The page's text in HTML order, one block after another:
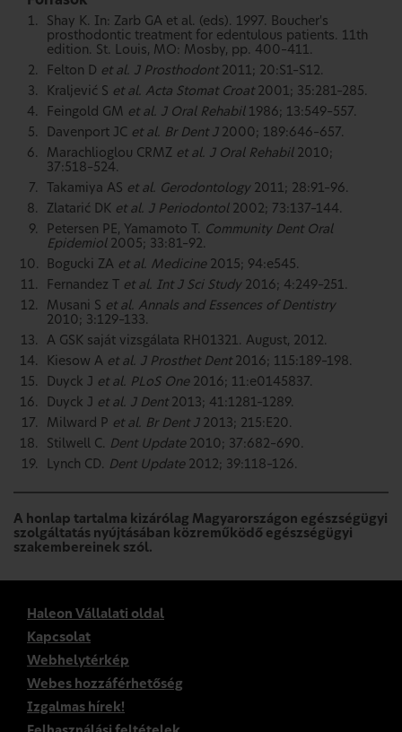
Shay K. In: Zarb GA et al. (eds). 1997. Boucher's
prosthodontic treatment for edentulous patients. 11th
edition. St. Louis, MO: Mosby, pp. 400–411.
Felton D et al. J Prosthodont 2011; 20:S1–S12.
Kraljević S et al. Acta Stomat Croat 2001; 35:281–285.
Feingold GM et al. J Oral Rehabil 1986; 13:549–557.
Davenport JC et al. Br Dent J2000; 189:646–657.
Marachlioglou CRMZ et al. J Oral Rehabil 2010;
37:518–524.
Takamiya AS et al. Gerodontology 2011; 28:91–96.
Zlatarić DK et al. J Periodontol 2002; 73:137–144.
Petersen PE, Yamamoto T. Community Dent Oral
Epidemiol 2005; 33:81–92.
Bogucki ZA et al. Medicine2015; 94:e545.
Fernandez T
et al. Int J Sci Study 2016; 4:249–251.
Musani S et al. Annals and Essences of Dentistry
2010; 3:129–133.
A GSK saját vizsgálata RH01321. August, 2012.
Kiesow A et al. J Prosthet Dent 2016; 115:189–198.
Duyck J et al. PLoS One2016; 11:e0145837.
Duyck J et al. J Dent 2013; 41:1281–1289.
Milward P et al. Br Dent J 2013; 215:E20.
Stilwell C. Dent Update2010; 37:682–690.
Lynch CD. Dent Update2012; 39:118–126.
A honlap tartalma kizárólag Magyarországon egészségügyi
szolgáltatás nyújtásában közreműködő egészségügyi
szakembereinek szól.
Haleon Vállalati oldal
Kapcsolat
Webhelytérkép
Webes hozzáférhetőség
Izgalmas hírek!